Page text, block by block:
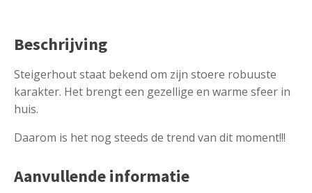
Beschrijving
Steigerhout staat bekend om zijn stoere robuuste
karakter. Het brengt een gezellige en warme sfeer in
huis.
Daarom is het nog steeds de trend van dit moment!!!
Aanvullende informatie